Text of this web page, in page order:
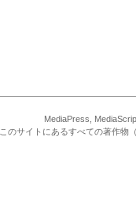
MediaPress,
このサイトにあるすべての著作物